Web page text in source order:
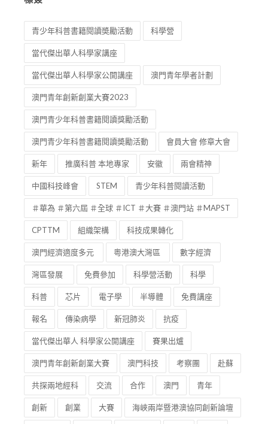
青少年科普書籍閱讀奬勵活動 科學營
當代傑出華人科學家講座
當代傑出華人科學家公開講座 澳門青年學者計劃
澳門青年創新創業大賽2023
澳門青少年科普書籍閱讀獎勵活動
澳門青少年科普書籍閱讀奬勵活動 會員大會 修章大會
新年 推廣科普 本地專家 安徽 兩會精神
中國科技峰會 STEM 青少年科普閱讀活動
＃華為 ＃第六屆 ＃全球 ＃ICT ＃大賽 ＃澳門站 ＃MAPST
CPTTM 組織架構 科技成果轉化
澳門經濟適度多元 粵港澳大灣區 數字經濟
灣區發展 免費參加 科學營活動 科學
科普 芯片 電子學 半導體 免費講座
報名 傳染病學 新冠肺炎 抗疫
當代傑出華人 科學家公開講座 賽果出爐
澳門青年創新創業大賽 澳門科技 考察團 赴蘇
共探兩地經科 交流 合作 澳門 青年
創新 創業 大賽 海峽兩岸暨港澳協同創新論壇